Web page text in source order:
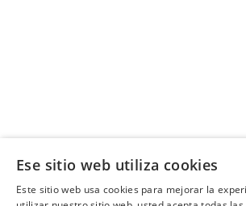
Ese sitio web utiliza cookies
Este sitio web usa cookies para mejorar la